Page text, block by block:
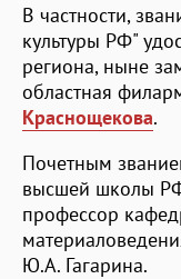
В частности,
культуры РФ"
региона, ныне
областная
Краснощекова.
Почетным
высшей школы
профессор
Ю.А. Гагарина.